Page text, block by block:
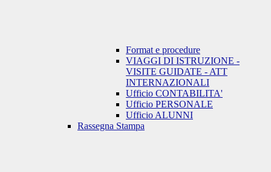
Format e procedure
VIAGGI DI ISTRUZIONE -
VISITE GUIDATE - ATT
INTERNAZIONALI
Ufficio CONTABILITA'
Ufficio PERSONALE
Ufficio ALUNNI
Rassegna Stampa